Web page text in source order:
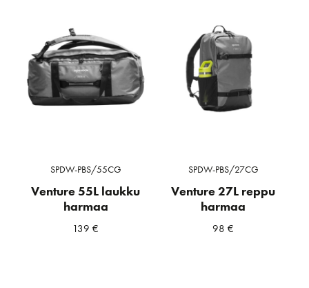
SPDW-PBS/55CG
Venture 55L laukku
harmaa
139€
SPDW-PBS/27CG
Venture 27L reppu
harmaa
98€